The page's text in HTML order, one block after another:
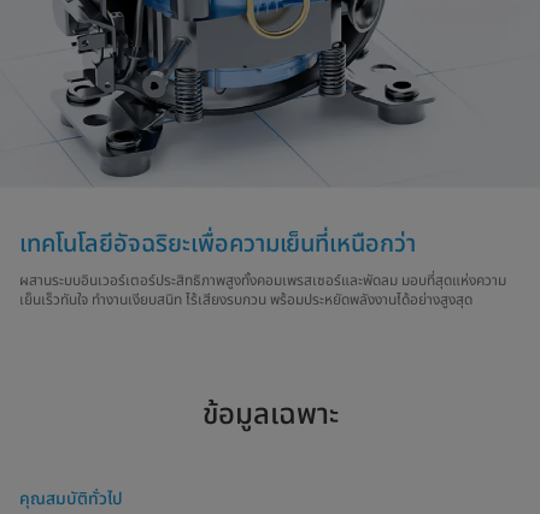
เทคโนโลยีอัจฉริยะเพื่อความเย็นที่เหนือกว่า
ผสานระบบอินเวอร์เตอร์ประสิทธิภาพสูงทั้งคอมเพรสเซอร์และพัดลม มอบที่สุดแห่งความ
เย็นเร็วทันใจ ทำงานเงียบสนิท ไร้เสียงรบกวน พร้อมประหยัดพลังงานได้อย่างสูงสุด
ข้อมูลเฉพาะ
คุณสมบัติทั่วไป